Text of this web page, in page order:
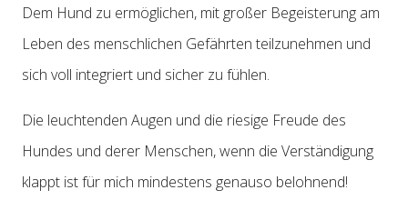
Dem Hund zu ermöglichen, mit großer Begeisterung am
Leben des menschlichen Gefährten teilzunehmen und
sich voll integriert und sicher zu fühlen.
Die leuchtenden Augen und die riesige Freude des
Hundes und derer Menschen, wenn die Verständigung
klappt ist für mich mindestens genauso belohnend!